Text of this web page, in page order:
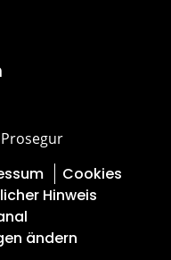
Cookies
Hinweis
ändern